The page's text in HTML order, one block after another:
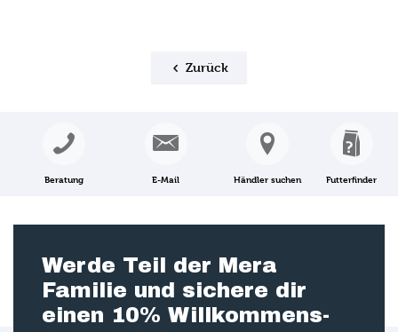
Zurück
Beratung E-Mail Händler suchen Futterfinder
Werde Teil der Mera
Familie und sichere dir
einen 10% Willkommens-